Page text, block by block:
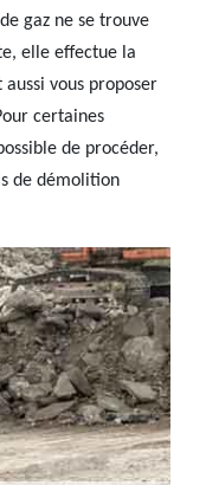
gaz ne se trouve
elle effectue la
vous proposer
certaines
de procéder,
de démolition